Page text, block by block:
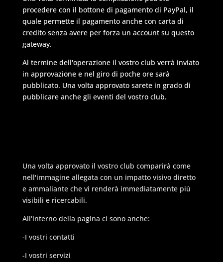
procedere con il bottone di pagamento di PayPal, il
quale permette il pagamento anche con carta di
credito senza avere per forza un account su questo
gateway.
Al termine dell'operazione il vostro club verrà inviato
in approvazione e nel giro di poche ore sarà
pubblicato. Una volta approvato sarete in grado di
pubblicare anche gli eventi del vostro club.
Una volta approvato il vostro club comparirà come
nell'immagine allegata con un impatto visivo diretto
e ammaliante che vi renderà immediatamente più
visibili e ricercabili.
All'interno della pagina ci sono anche:
-I vostri contatti
-I vostri servizi